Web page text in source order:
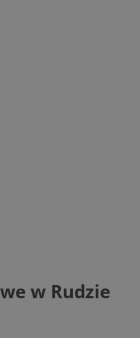
w Rudzie